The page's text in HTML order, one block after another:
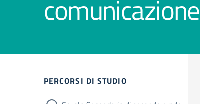
comunicazione
PERCORSI DI STUDIO